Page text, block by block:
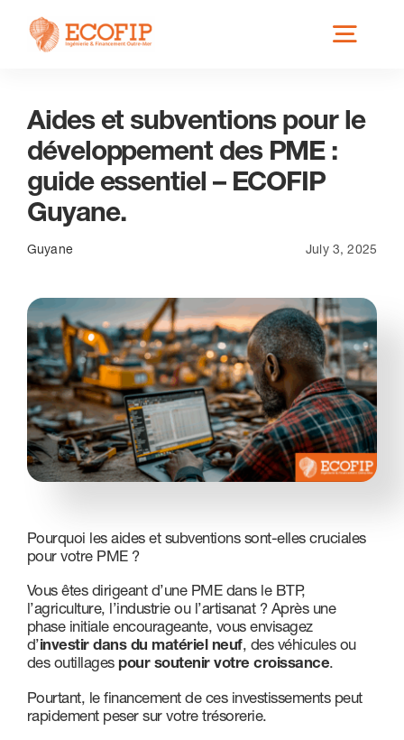
Skip
Qui est ECOFIP ?
Nos Services
Secteurs éligibles
Actus
Nous contacter
Aides et subventions pour le
développement des PME :
guide essentiel – ECOFIP
Guyane.
Guyane July 3, 2025
Pourquoi les aides et subventions sont-elles cruciales
pour votre PME ?
Vous êtes dirigeant d’une PME dans le BTP,
l’agriculture, l’industrie ou l’artisanat ? Après une
phase initiale encourageante, vous envisagez
d’investir dans du matériel neuf, des véhicules ou
des outillages pour soutenir votre croissance.
Pourtant, le financement de ces investissements peut
rapidement peser sur votre trésorerie.